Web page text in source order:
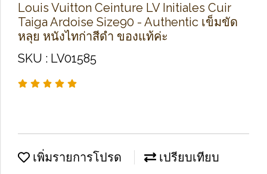
Louis Vuitton Ceinture LV Initiales Cuir
Taiga Ardoise Size90 - Authentic เข็มขัด
หลุย หนังไทก่าสีดำ ของแท้ค่ะ
SKU : LV01585
เพิ่มรายการโปรด เปรียบเทียบ